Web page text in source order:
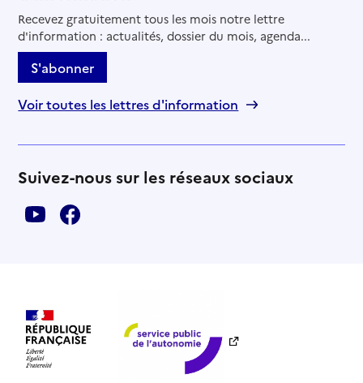
Recevez gratuitement tous les mois notre lettre
d'information : actualités, dossier du mois, agenda...
S'abonner
Voir toutes les lettres d'information
Suivez-nous sur les réseaux sociaux